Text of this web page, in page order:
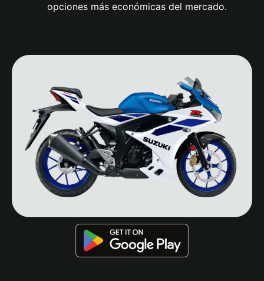
opciones más económicas del mercado.